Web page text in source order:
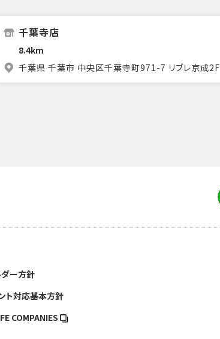
千葉寺店
8.4km
千葉県 千葉市 中央区千葉寺町971-7 リブレ京成2F
ー方針
ト対応基本方針
COMPANIES